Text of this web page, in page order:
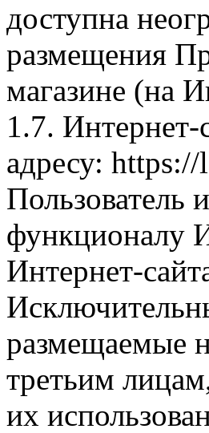
доступна
размещения
магазине (на
1.7. Интернет-
адресу:
Пользователь
функционалу
Интернет-
размещаемые
третьим
их